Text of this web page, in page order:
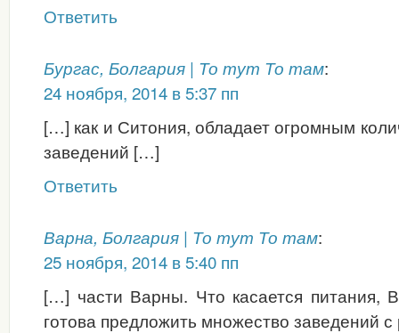
Ответить
Бургас, Болгария | То тут То там:
24 ноября, 2014 в 5:37 пп
[…] как и Ситония, обладает огромным
заведений […]
Ответить
Варна, Болгария | То тут То там:
25 ноября, 2014 в 5:40 пп
[…] части Варны. Что касается питания,
готова предложить множество заведений